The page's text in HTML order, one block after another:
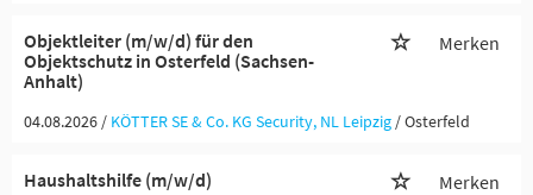
Objektleiter (m/w/d) für den
Objektschutz in Osterfeld (Sachsen-
Anhalt)
Merken
04.08.2026 / KÖTTER SE & Co. KG Security, NL Leipzig / Osterfeld
Haushaltshilfe (m/w/d) Merken